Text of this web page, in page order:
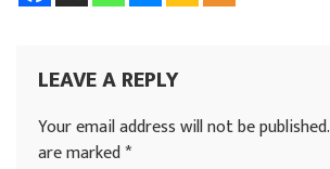
LEAVE A REPLY
Your email address will not be published.
are marked*